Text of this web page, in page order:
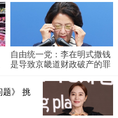
自由统一党：李在明式撒钱
是导致京畿道财政破产的罪
题》 挑